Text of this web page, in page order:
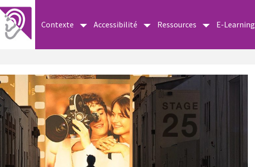
Contexte Accessibilité Ressources E-Learning